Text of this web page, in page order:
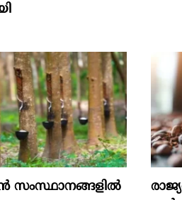
സംസ്ഥാനങ്ങളില്‍